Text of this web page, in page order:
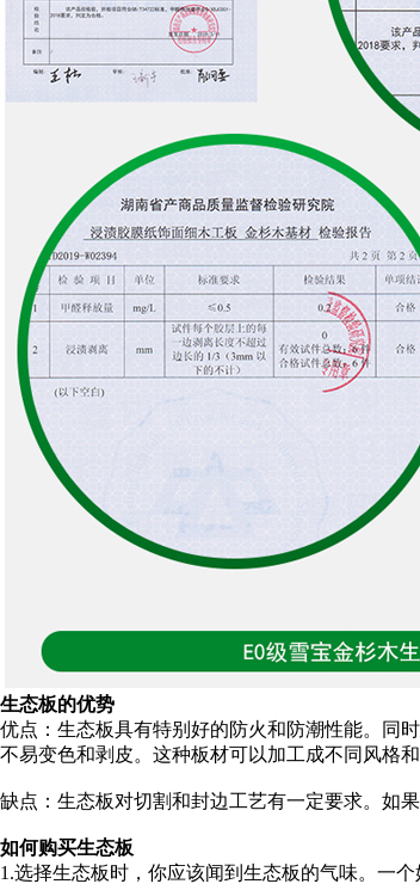
生态板的优势
优点：生态板具有特别好的防火和防潮性能。同
不易变色和剥皮。这种板材可以加工成不同风格
缺点：生态板对切割和封边工艺有一定要求。如
如何购买生态板
1.选择生态板时，你应该闻到生态板的气味。一